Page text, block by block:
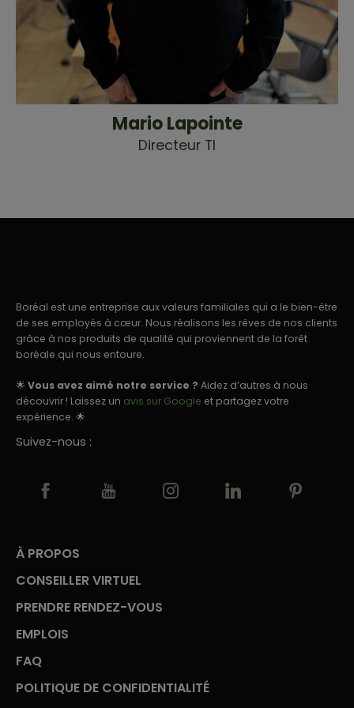
Mario Lapointe
Directeur TI
Boréal est une entreprise aux valeurs familiales qui a le bien-être
de ses employés à cœur. Nous réalisons les rêves de nos clients
grâce à nos produits de qualité qui proviennent de la forêt
boréale qui nous entoure.
🌟Vous avez aimé notre service ? Aidez d’autres à nous
découvrir ! Laissez un avis sur Google et partagez votre
expérience. 🌟
Suivez-nous :
À PROPOS
CONSEILLER VIRTUEL
PRENDRE RENDEZ-VOUS
EMPLOIS
FAQ
POLITIQUE DE CONFIDENTIALITÉ